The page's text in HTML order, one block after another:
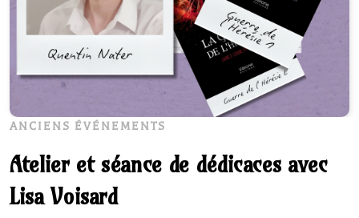
ANCIENS ÉVÉNEMENTS
Atelier et séance de dédicaces avec
Lisa Voisard